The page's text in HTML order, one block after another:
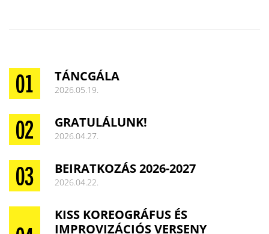
TÁNCGÁLA
2026.05.19.
GRATULÁLUNK!
2026.04.27.
BEIRATKOZÁS 2026-2027
2026.04.22.
KISS KOREOGRÁFUS ÉS
IMPROVIZÁCIÓS VERSENY